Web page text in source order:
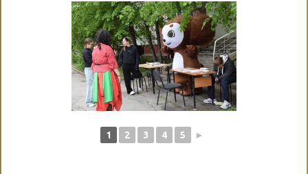
1 2 3 4 5 ►